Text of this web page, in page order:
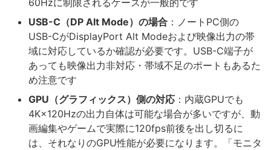
60Hzに制限されるケースが一般的です
USB-C（DP Alt Mode）の場合 ：ノートPC側の
USB-CがDisplayPort Alt Modeおよび映像出力の帯
域に対応しているか確認が必要です。USB-C端子が
あっても映像出力非対応・帯域不足のポートもあるた
め注意です
GPU（グラフィックス）側の対応 ：内蔵GPUでも
4K×120Hzの出力自体は可能な場合が多いですが、動
画編集やゲームで実際に120fps前後を出し切るに
は、それなりのGPU性能が必要になります。「モニタ